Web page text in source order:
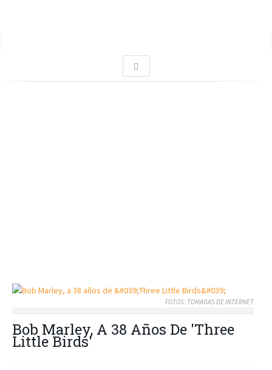
FOTOS: TOMADAS DE INTERNET
Bob Marley, A 38 Años De 'Three
Little Birds'